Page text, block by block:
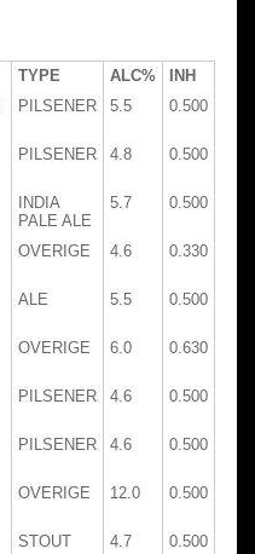
TYPE ALC%
INH
PILSENER 5.5 0.500
PILSENER 4.8 0.500
INDIA
PALE ALE
5.7 0.500
OVERIGE 4.6 0.330
ALE 5.5 0.500
OVERIGE 6.0 0.630
PILSENER 4.6 0.500
PILSENER 4.6 0.500
OVERIGE 12.0 0.500
STOUT 4.7 0.500